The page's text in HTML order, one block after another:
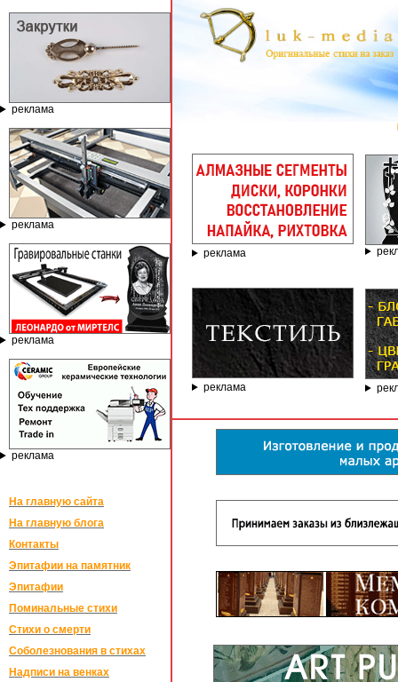
реклама
реклама
реклама
реклама
На главную сайта
На главную блога
Контакты
Эпитафии на памятник
Эпитафии
Поминальные стихи
Стихи о смерти
Соболезнования в стихах
Надписи на венках
реклама
реклама